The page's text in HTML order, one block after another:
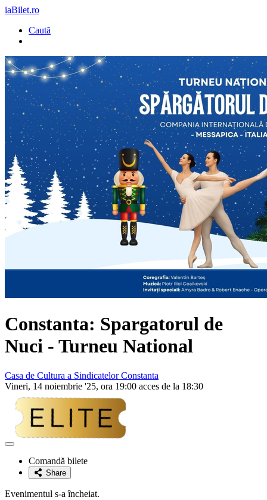
iaBilet.ro
Caută
Constanta: Spargatorul de
Nuci - Turneu National
Casa de Cultura a Sindicatelor Constanta
Vineri, 14 noiembrie '25, ora 19:00 acces de la 18:30
Adaugă
favoriteComandă bilete
Share
Evenimentul s-a încheiat.